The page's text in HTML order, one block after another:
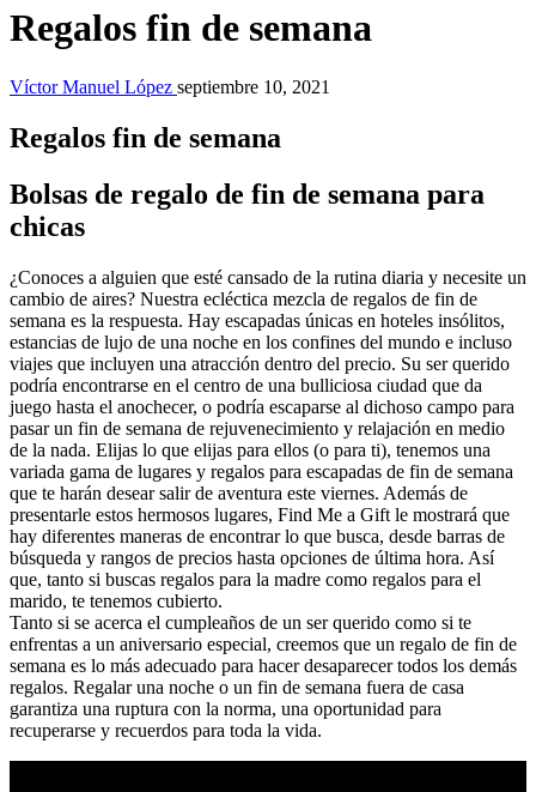
Regalos fin de semana
Víctor Manuel López septiembre 10, 2021
Regalos fin de semana
Bolsas de regalo de fin de semana para
chicas
¿Conoces a alguien que esté cansado de la rutina diaria y necesite un
cambio de aires? Nuestra ecléctica mezcla de regalos de fin de
semana es la respuesta. Hay escapadas únicas en hoteles insólitos,
estancias de lujo de una noche en los confines del mundo e incluso
viajes que incluyen una atracción dentro del precio. Su ser querido
podría encontrarse en el centro de una bulliciosa ciudad que da
juego hasta el anochecer, o podría escaparse al dichoso campo para
pasar un fin de semana de rejuvenecimiento y relajación en medio
de la nada. Elijas lo que elijas para ellos (o para ti), tenemos una
variada gama de lugares y regalos para escapadas de fin de semana
que te harán desear salir de aventura este viernes. Además de
presentarle estos hermosos lugares, Find Me a Gift le mostrará que
hay diferentes maneras de encontrar lo que busca, desde barras de
búsqueda y rangos de precios hasta opciones de última hora. Así
que, tanto si buscas regalos para la madre como regalos para el
marido, te tenemos cubierto.
Tanto si se acerca el cumpleaños de un ser querido como si te
enfrentas a un aniversario especial, creemos que un regalo de fin de
semana es lo más adecuado para hacer desaparecer todos los demás
regalos. Regalar una noche o un fin de semana fuera de casa
garantiza una ruptura con la norma, una oportunidad para
recuperarse y recuerdos para toda la vida.